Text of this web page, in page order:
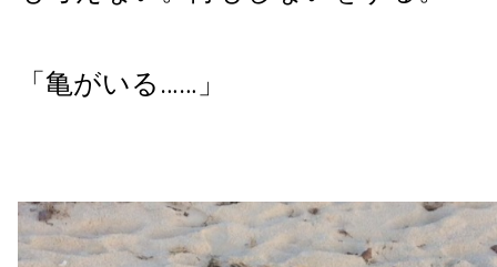
「亀がいる……」